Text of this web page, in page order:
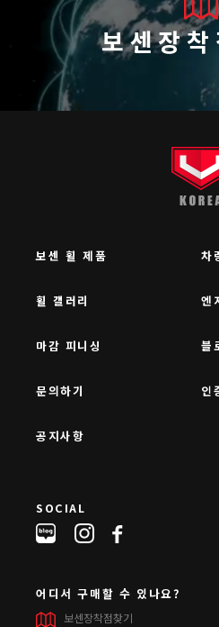
보센장
보센 휠 제품 차
휠 갤러리 엔
마감 피니싱 블
문의하기 인
공지사항
SOCIAL
어디서 구매할 수 있나요?
보센장착점찾기